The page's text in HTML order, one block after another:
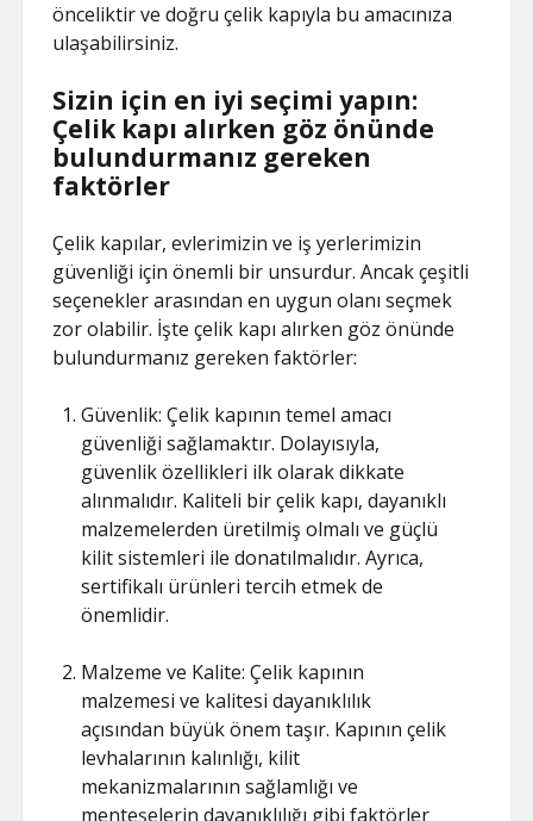
önceliktir ve doğru çelik kapıyla bu amacınıza
ulaşabilirsiniz.
Sizin için en iyi seçimi yapın:
Çelik kapı alırken göz önünde
bulundurmanız gereken
faktörler
Çelik kapılar, evlerimizin ve iş yerlerimizin
güvenliği için önemli bir unsurdur. Ancak çeşitli
seçenekler arasından en uygun olanı seçmek
zor olabilir. İşte çelik kapı alırken göz önünde
bulundurmanız gereken faktörler:
Güvenlik: Çelik kapının temel amacı
güvenliği sağlamaktır. Dolayısıyla,
güvenlik özellikleri ilk olarak dikkate
alınmalıdır. Kaliteli bir çelik kapı, dayanıklı
malzemelerden üretilmiş olmalı ve güçlü
kilit sistemleri ile donatılmalıdır. Ayrıca,
sertifikalı ürünleri tercih etmek de
önemlidir.
Malzeme ve Kalite: Çelik kapının
malzemesi ve kalitesi dayanıklılık
açısından büyük önem taşır. Kapının çelik
levhalarının kalınlığı, kilit
mekanizmalarının sağlamlığı ve
menteşelerin dayanıklılığı gibi faktörler